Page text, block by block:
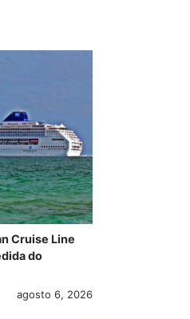
Cruise Line
do
agosto 6, 2026